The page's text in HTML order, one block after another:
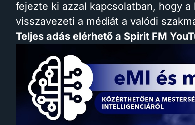
fejezte ki azzal kapcsolatban, hogy
visszavezeti a médiát a valódi
Teljes adás elérhető a Spirit FM